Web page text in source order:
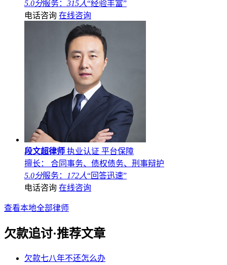
5.0分服务： 315人“经验丰富”
电话咨询 在线咨询
段文超律师 执业认证 平台保障
擅长： 合同事务、债权债务、刑事辩护
5.0分服务： 172人“回答迅速”
电话咨询 在线咨询
查看本地全部律师
欠款追讨·推荐文章
欠款七八年不还怎么办